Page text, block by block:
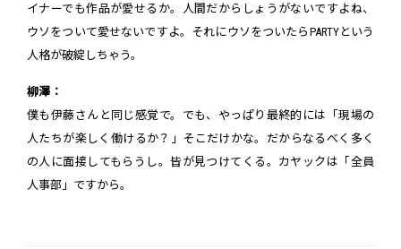
イナーでも作品が愛せるか。人間だからしょうがないですよね、
ウソをついて愛せないですよ。それにウソをついたらPARTYという
人格が破綻しちゃう。
柳澤：
僕も伊藤さんと同じ感覚で。でも、やっぱり最終的には「現場の
人たちが楽しく働けるか？」そこだけかな。だからなるべく多く
の人に面接してもらうし。皆が見つけてくる。カヤックは「全員
人事部」ですから。